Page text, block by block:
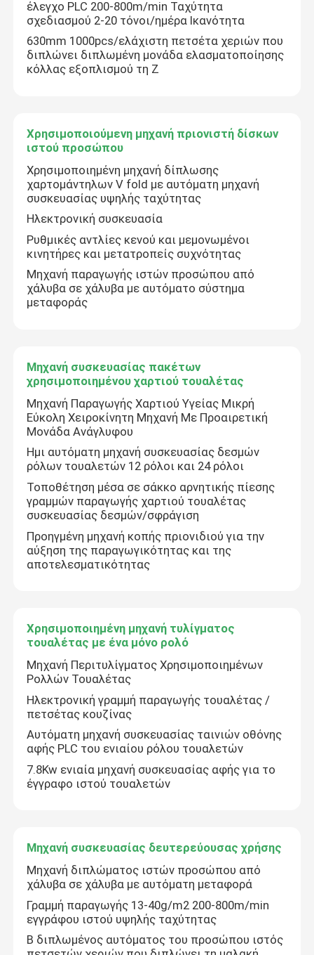
Επισκέψεις στο εργοστάσιο
Επικοινωνήστε μαζί μας
Ειδήσεις
Ζητήστε μια προσφορά
VR
Γραμμή παραγωγής εγγράφου ιστού
Μηχανή συσκευασίας εγγράφου ιστού
Μηχανή επανασύνδεσης χαρτιού τουαλέτας
Χρησιμοποιημένη μηχανή διπλής ιστού προσώπου
Μηχανή συσκευασίας μαλακού χαρτιού
Χρησιμοποιούμενη μηχανή πριονιστή δίσκων ιστού
Χρησιμοποιημένη μηχανή τυλίγματος τουαλέτας με
Μηχανή συσκευασίας δευτερεύουσας χρήσης
Εναρμονισμένη μηχανή αυτόματης μεταφοράς
έλεγχο PLC 200-800m/min Ταχύτητα
σχεδιασμού 2-20 τόνοι/ημέρα Ικανότητα
630mm 1000pcs/ελάχιστη πετσέτα χεριών που
διπλώνει διπλωμένη μονάδα ελασματοποίησης
κόλλας εξοπλισμού τη Ζ
Χρησιμοποιούμενη μηχανή πριονιστή δίσκων
ιστού προσώπου
Χρησιμοποιημένη μηχανή δίπλωσης
χαρτομάντηλων V fold με αυτόματη μηχανή
συσκευασίας υψηλής ταχύτητας
Ηλεκτρονική συσκευασία
Ρυθμικές αντλίες κενού και μεμονωμένοι
κινητήρες και μετατροπείς συχνότητας
Μηχανή παραγωγής ιστών προσώπου από
χάλυβα σε χάλυβα με αυτόματο σύστημα
μεταφοράς
Μηχανή συσκευασίας πακέτων
χρησιμοποιημένου χαρτιού τουαλέτας
Μηχανή Παραγωγής Χαρτιού Υγείας Μικρή
Εύκολη Χειροκίνητη Μηχανή Με Προαιρετική
Μονάδα Ανάγλυφου
Ημι αυτόματη μηχανή συσκευασίας δεσμών
ρόλων τουαλετών 12 ρόλοι και 24 ρόλοι
Τοποθέτηση μέσα σε σάκκο αρνητικής πίεσης
γραμμών παραγωγής χαρτιού τουαλέτας
συσκευασίας δεσμών/σφράγιση
Προηγμένη μηχανή κοπής πριονιδιού για την
αύξηση της παραγωγικότητας και της
αποτελεσματικότητας
Χρησιμοποιημένη μηχανή τυλίγματος
τουαλέτας με ένα μόνο ρολό
Μηχανή Περιτυλίγματος Χρησιμοποιημένων
Ρολλών Τουαλέτας
Ηλεκτρονική γραμμή παραγωγής τουαλέτας /
πετσέτας κουζίνας
Αυτόματη μηχανή συσκευασίας ταινιών οθόνης
αφής PLC του ενιαίου ρόλου τουαλετών
7.8Kw ενιαία μηχανή συσκευασίας αφής για το
έγγραφο ιστού τουαλετών
Μηχανή συσκευασίας δευτερεύουσας χρήσης
Μηχανή διπλώματος ιστών προσώπου από
χάλυβα σε χάλυβα με αυτόματη μεταφορά
Γραμμή παραγωγής 13-40g/m2 200-800m/min
εγγράφου ιστού υψηλής ταχύτητας
Β διπλωμένος αυτόματος του προσώπου ιστός